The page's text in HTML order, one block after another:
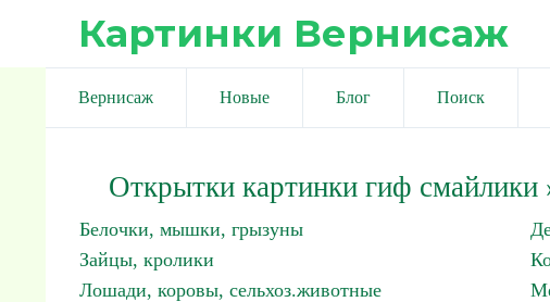
Картинки Вернисаж
Вернисаж Новые Блог Поиск
Открытки картинки гиф смайлики
Белочки, мышки, грызуны
Зайцы, кролики
Лошади, коровы, сельхоз.животные